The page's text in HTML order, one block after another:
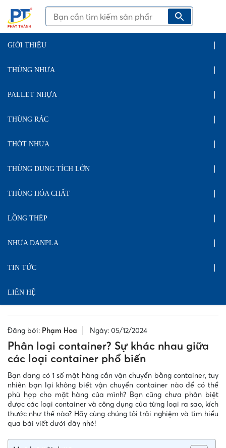
GIỚI THIỆU
THÙNG NHỰA
PALLET NHỰA
THÙNG RÁC
THỚT NHỰA
THÙNG DUNG TÍCH LỚN
THÙNG HÓA CHẤT
LỒNG THÉP
NHỰA DANPLA
TIN TỨC
LIÊN HỆ
Đăng bởi: Phạm Hoa Ngày: 05/12/2024
Phân loại container? Sự khác nhau giữa
các loại container phổ biến
Bạn đang có 1 số mặt hàng cần vận chuyển bằng container, tuy
nhiên bạn lại không biết vận chuyển container nào để có thể
phù hợp cho mặt hàng của mình? Bạn cũng chưa phân biệt
được các loại container và công dụng của từng loại ra sao, kích
thước như thế nào? Hãy cùng chúng tôi trải nghiệm và tìm hiểu
qua bài viết dưới đây nhé!